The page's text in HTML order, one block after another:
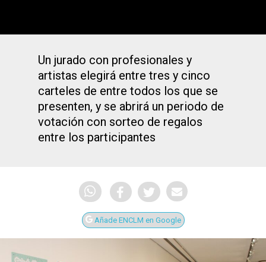
Un jurado con profesionales y
artistas elegirá entre tres y cinco
carteles de entre todos los que se
presenten, y se abrirá un periodo de
votación con sorteo de regalos
entre los participantes
Añade ENCLM en Google